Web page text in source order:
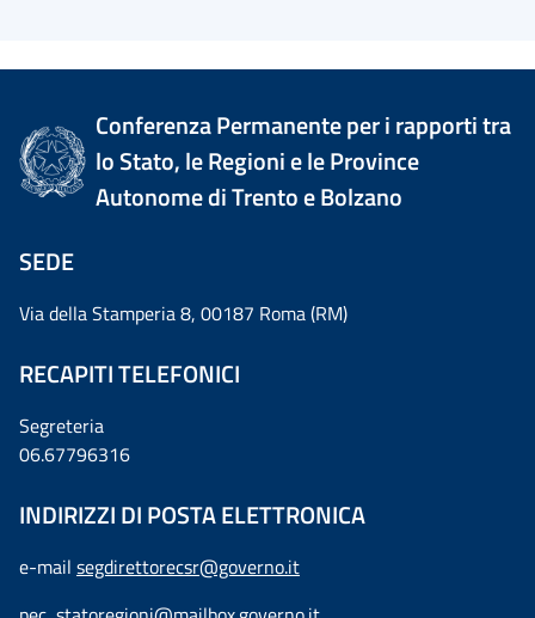
Conferenza Permanente per i rapporti tra
lo Stato, le Regioni e le Province
Autonome di Trento e Bolzano
SEDE
Via della Stamperia 8, 00187 Roma (RM)
RECAPITI TELEFONICI
Segreteria
06.67796316
INDIRIZZI DI POSTA ELETTRONICA
e-mail segdirettorecsr@governo.it